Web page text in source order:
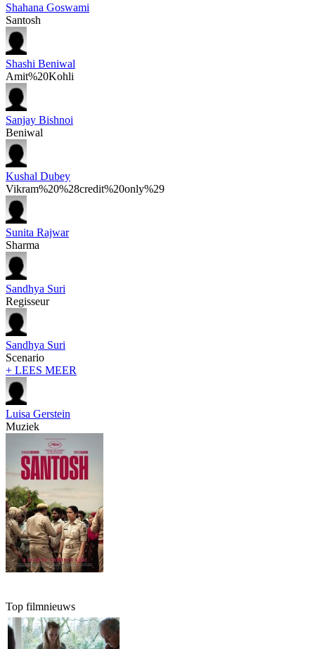
Shahana Goswami
Santosh
Shashi Beniwal
Amit%20Kohli
Sanjay Bishnoi
Beniwal
Kushal Dubey
Vikram%20%28credit%20only%29
Sunita Rajwar
Sharma
Sandhya Suri
Regisseur
Sandhya Suri
Scenario
+ LEES MEER
Luisa Gerstein
Muziek
Top filmnieuws